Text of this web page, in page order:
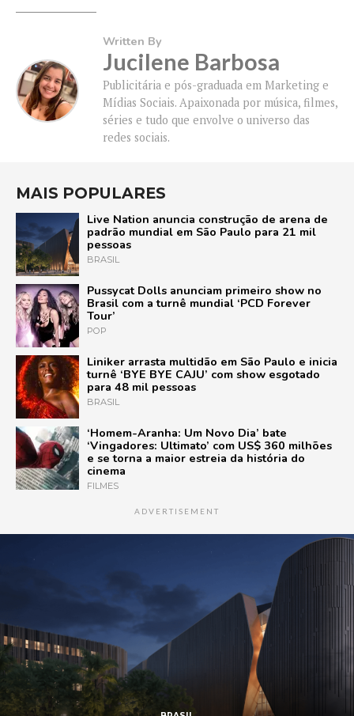
Written By
Jucilene Barbosa
Publicitária e pós-graduada em Marketing e
Mídias Sociais. Apaixonada por música, filmes,
séries e tudo que envolve o universo das
redes sociais.
MAIS POPULARES
Live Nation anuncia construção de arena de
padrão mundial em São Paulo para 21 mil
pessoas
BRASIL
Pussycat Dolls anunciam primeiro show no
Brasil com a turnê mundial ‘PCD Forever
Tour’
POP
Liniker arrasta multidão em São Paulo e inicia
turnê ‘BYE BYE CAJU’ com show esgotado
para 48 mil pessoas
BRASIL
‘Homem-Aranha: Um Novo Dia’ bate
‘Vingadores: Ultimato’ com US$ 360 milhões
e se torna a maior estreia da história do
cinema
FILMES
ADVERTISEMENT